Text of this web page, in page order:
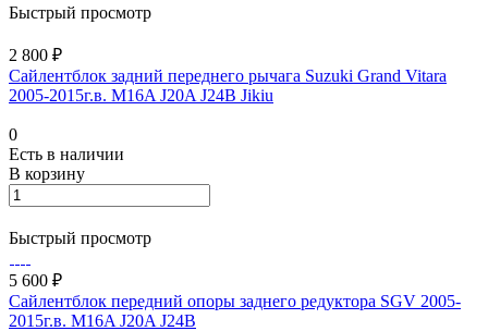
Быстрый просмотр
2 800 ₽
Сайлентблок задний переднего рычага Suzuki Grand Vitara
2005-2015г.в. M16A J20A J24B Jikiu
0
Есть в наличии
В корзину
Быстрый просмотр
5 600 ₽
Сайлентблок передний опоры заднего редуктора SGV 2005-
2015г.в. M16A J20A J24B